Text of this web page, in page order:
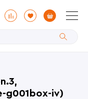
g001box-iv)